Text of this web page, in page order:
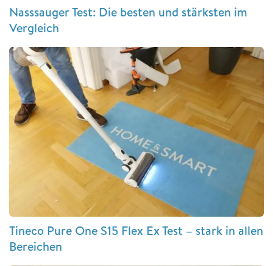
Nasssauger Test: Die besten und stärksten im
Vergleich
Tineco Pure One S15 Flex Ex Test – stark in allen
Bereichen